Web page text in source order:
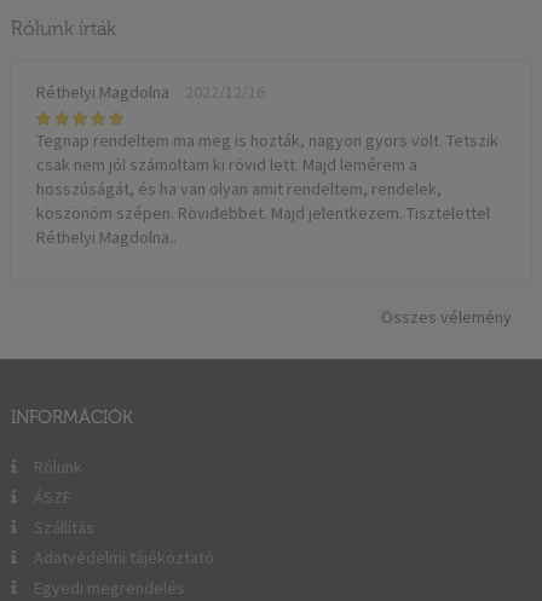
Rólunk írták
Réthelyi Magdolna 2022/12/16
Tegnap rendeltem ma meg is hozták, nagyon gyors volt. Tetszik
csak nem jól számoltam ki rövid lett. Majd lemérem a
hosszúságát, és ha van olyan amit rendeltem, rendelek,
köszönöm szépen. Rövidebbet. Majd jelentkezem. Tisztelettel
Réthelyi Magdolna..
Összes vélemény
INFORMÁCIÓK
Rólunk
ÁSZF
Szállítás
Adatvédelmi tájékoztató
Egyedi megrendelés